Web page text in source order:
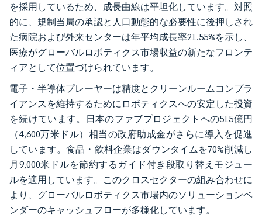
を採用しているため、成長曲線は平坦化しています。対照
的に、規制当局の承認と人口動態的な必要性に後押しされ
た病院および外来センターは年平均成長率21.55%を示し、
医療がグローバルロボティクス市場収益の新たなフロンテ
ィアとして位置づけられています。
電子・半導体プレーヤーは精度とクリーンルームコンプラ
イアンスを維持するためにロボティクスへの安定した投資
を続けています。日本のファブプロジェクトへの515億円
（4,600万米ドル）相当の政府助成金がさらに導入を促進
しています。食品・飲料企業はダウンタイムを70%削減し
月9,000米ドルを節約するガイド付き段取り替えモジュー
ルを適用しています。このクロスセクターの組み合わせに
より、グローバルロボティクス市場内のソリューションベ
ンダーのキャッシュフローが多様化しています。